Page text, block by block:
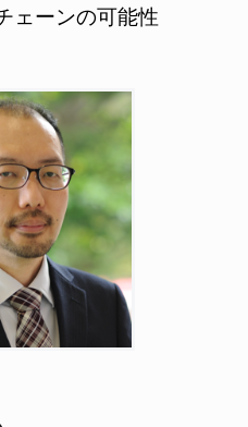
ェーンの可能性